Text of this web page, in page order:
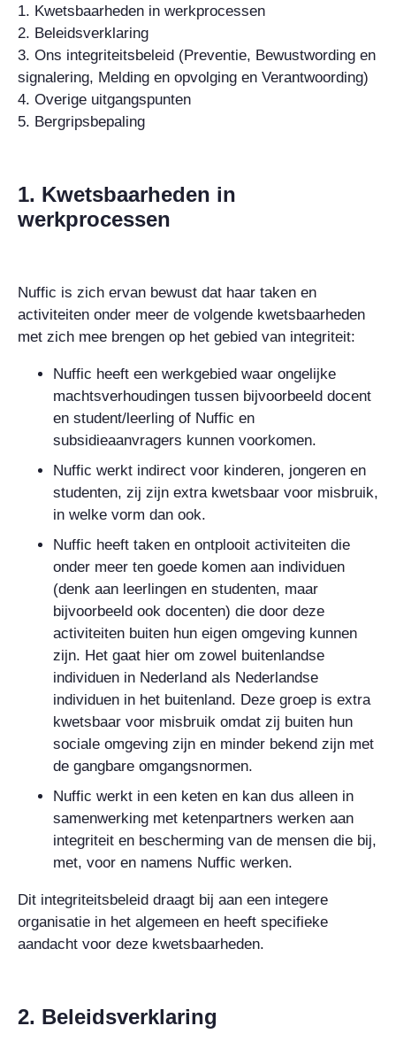
1. Kwetsbaarheden in werkprocessen
2. Beleidsverklaring
3. Ons integriteitsbeleid (Preventie, Bewustwording en
signalering, Melding en opvolging en Verantwoording)
4. Overige uitgangspunten
5. Bergripsbepaling
1. Kwetsbaarheden in
werkprocessen
Nuffic is zich ervan bewust dat haar taken en
activiteiten onder meer de volgende kwetsbaarheden
met zich mee brengen op het gebied van integriteit:
Nuffic heeft een werkgebied waar ongelijke
machtsverhoudingen tussen bijvoorbeeld docent
en student/leerling of Nuffic en
subsidieaanvragers kunnen voorkomen.
Nuffic werkt indirect voor kinderen, jongeren en
studenten, zij zijn extra kwetsbaar voor misbruik,
in welke vorm dan ook.
Nuffic heeft taken en ontplooit activiteiten die
onder meer ten goede komen aan individuen
(denk aan leerlingen en studenten, maar
bijvoorbeeld ook docenten) die door deze
activiteiten buiten hun eigen omgeving kunnen
zijn. Het gaat hier om zowel buitenlandse
individuen in Nederland als Nederlandse
individuen in het buitenland. Deze groep is extra
kwetsbaar voor misbruik omdat zij buiten hun
sociale omgeving zijn en minder bekend zijn met
de gangbare omgangsnormen.
Nuffic werkt in een keten en kan dus alleen in
samenwerking met ketenpartners werken aan
integriteit en bescherming van de mensen die bij,
met, voor en namens Nuffic werken.
Dit integriteitsbeleid draagt bij aan een integere
organisatie in het algemeen en heeft specifieke
aandacht voor deze kwetsbaarheden.
2. Beleidsverklaring